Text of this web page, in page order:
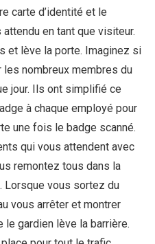
carte d’identité et le
en tant que visiteur.
et lève la porte. Imaginez si
nombreux membres du
jour. Ils ont simplifié ce
à chaque employé pour
une fois le badge scanné.
qui vous attendent avec
remontez tous dans la
Lorsque vous sortez du
vous arrêter et montrer
le gardien lève la barrière.